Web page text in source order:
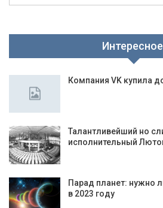
Компания VK купила
Талантливейший но
исполнительный
Парад планет: нужно
в 2023 году